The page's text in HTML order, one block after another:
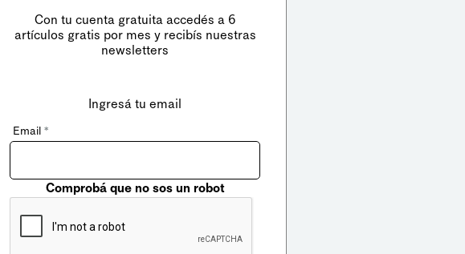
Con tu cuenta gratuita accedés a 6
artículos gratis por mes y recibís nuestras
newsletters
Ingresá tu email
Email *
Comprobá que no sos un robot